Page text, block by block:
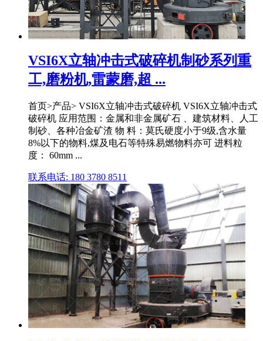
VSI6X立轴冲击式破碎机制砂系列重
工,磨粉机,雷蒙磨,超 ...
首页>产品> VSI6X立轴冲击式破碎机 VSI6X立轴冲击式
破碎机 应用范围：金属和非金属矿石 、建筑材料、人工
制砂、各种冶金矿渣 物 料：莫氏硬度小于9级,含水量
8%以下的物料,煤及电石等特殊易燃物料亦可 进料粒
度： 60mm ...
联系电话: 180 3780 8511